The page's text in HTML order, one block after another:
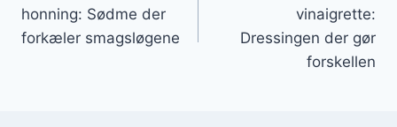
honning: Sødme der
forkæler smagsløgene
vinaigrette:
Dressingen der gør
forskellen